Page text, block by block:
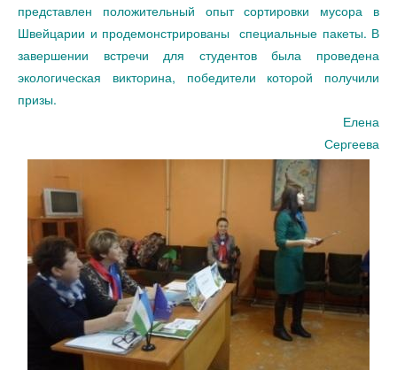
представлен положительный опыт сортировки мусора в
Швейцарии и продемонстрированы специальные пакеты. В
завершении встречи для студентов была проведена
экологическая викторина, победители которой получили
призы.
Елена
Сергеева